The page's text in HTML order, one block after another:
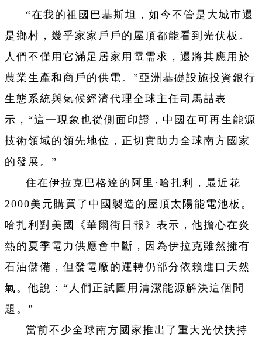
“在我的祖國巴基斯坦，如今不管是大城市還
是鄉村，幾乎家家戶戶的屋頂都能看到光伏板。
人們不僅用它滿足居家用電需求，還將其應用於
農業生產和商戶的供電。”亞洲基礎設施投資銀行
生態系統與氣候經濟代理全球主任司馬喆表
示，“這一現象也從側面印證，中國在可再生能源
技術領域的領先地位，正切實助力全球南方國家
的發展。”
住在伊拉克巴格達的阿里·哈扎利，最近花
2000美元購買了中國製造的屋頂太陽能電池板。
哈扎利對美國《華爾街日報》表示，他擔心在炎
熱的夏季電力供應會中斷，因為伊拉克雖然擁有
石油儲備，但發電廠的運轉仍部分依賴進口天然
氣。他說：“人們正試圖用清潔能源解決這個問
題。”
當前不少全球南方國家推出了重大光伏扶持